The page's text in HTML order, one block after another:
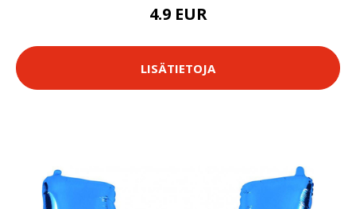
4.9 EUR
LISÄTIETOJA